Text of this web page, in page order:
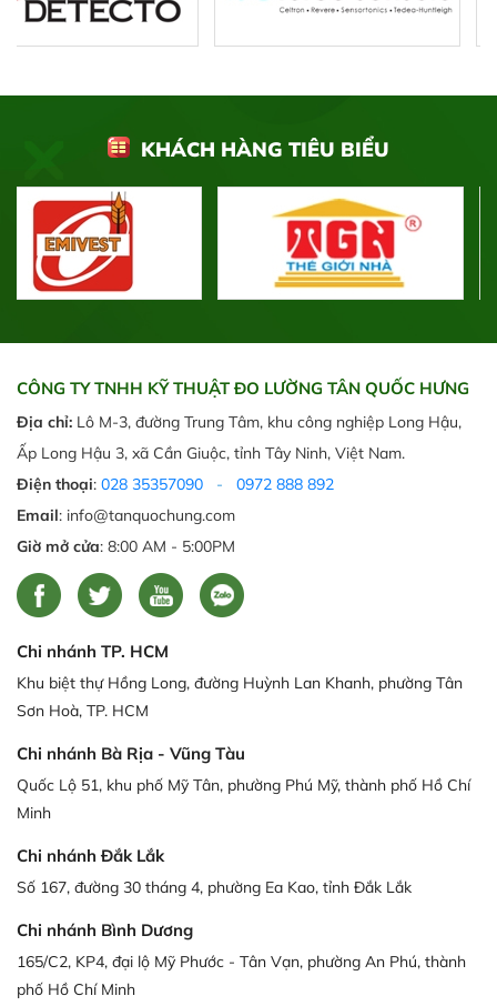
KHÁCH HÀNG TIÊU BIỂU
CÔNG TY TNHH KỸ THUẬT ĐO LƯỜNG TÂN QUỐC HƯNG
Địa chỉ: Lô M-3, đường Trung Tâm, khu công nghiệp Long Hậu,
Ấp Long Hậu 3, xã Cần Giuộc, tỉnh Tây Ninh, Việt Nam.
Điện thoại: 028 35357090 -
0972 888 892
Email: info@tanquochung.com
Giờ mở cửa: 8:00 AM - 5:00PM
Chi nhánh TP. HCM
Khu biệt thự Hồng Long, đường Huỳnh Lan Khanh, phường Tân
Sơn Hoà, TP. HCM
Chi nhánh Bà Rịa - Vũng Tàu
Quốc Lộ 51, khu phố Mỹ Tân, phường Phú Mỹ, thành phố Hồ Chí
Minh
Chi nhánh Đắk Lắk
Số 167, đường 30 tháng 4, phường Ea Kao, tỉnh Đắk Lắk
Chi nhánh Bình Dương
165/C2, KP4, đại lộ Mỹ Phước - Tân Vạn, phường An Phú, thành
phố Hồ Chí Minh